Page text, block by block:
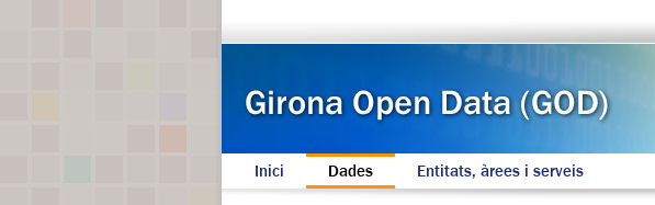
Inici Dades Entitats, àrees i serveis